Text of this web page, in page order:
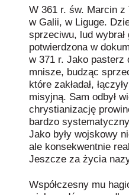
W 361 r. św. Marcin z
w Galii, w Liguge.
sprzeciwu, lud
potwierdzona w
w 371 r. Jako pasterz
mnisze, budząc
które zakładał,
misyjną. Sam odbył
chrystianizację
bardzo
Jako były wojskowy
ale konsekwentnie
Jeszcze za życia
Współczesny mu